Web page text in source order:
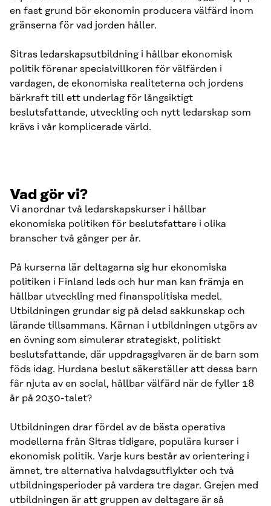
en fast grund bör ekonomin producera välfärd inom
gränserna för vad jorden håller.
Sitras ledarskapsutbildning i hållbar ekonomisk
politik förenar specialvillkoren för välfärden i
vardagen, de ekonomiska realiteterna och jordens
bärkraft till ett underlag för långsiktigt
beslutsfattande, utveckling och nytt ledarskap som
krävs i vår komplicerade värld.
Vad gör vi?
Vi anordnar två ledarskapskurser i hållbar
ekonomiska politiken för beslutsfattare i olika
branscher två gånger per år.
På kurserna lär deltagarna sig hur ekonomiska
politiken i Finland leds och hur man kan främja en
hållbar utveckling med finanspolitiska medel.
Utbildningen grundar sig på delad sakkunskap och
lärande tillsammans. Kärnan i utbildningen utgörs av
en övning som simulerar strategiskt, politiskt
beslutsfattande, där uppdragsgivaren är de barn som
föds idag. Hurdana beslut säkerställer att dessa barn
får njuta av en social, hållbar välfärd när de fyller 18
år på 2030-talet?
Utbildningen drar fördel av de bästa operativa
modellerna från Sitras tidigare, populära kurser i
ekonomisk politik. Varje kurs består av orientering i
ämnet, tre alternativa halvdagsutflykter och två
utbildningsperioder på vardera tre dagar. Grejen med
utbildningen är att gruppen av deltagare är så